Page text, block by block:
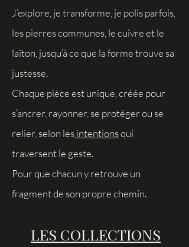
J’explore, je transforme, je polis parfois,
les pierres communes, le cuivre et le
laiton, jusqu’à ce que la forme trouve sa
justesse.
Chaque pièce est unique, créée pour
s’ancrer, rayonner, se protéger ou se
relier, selon lesintentionsqui
traversent le geste.
Pour que chacun y retrouve un
fragment de son propre chemin.
LES COLLECTIONS